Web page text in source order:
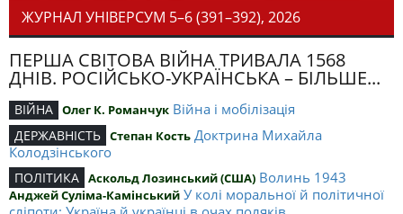
ЖУРНАЛ УНІВЕРСУМ 5–6 (391–392), 2026
ПЕРША СВІТОВА ВІЙНА ТРИВАЛА 1568
ДНІВ. РОСІЙСЬКО-УКРАЇНСЬКА – БІЛЬШЕ...
ВІЙНА Олег К. Романчук Війна і мобілізація
ДЕРЖАВНІСТЬ Степан Кость Доктрина Михайла
Колодзінського
ПОЛІТИКА Аскольд Лозинський (США) Волинь 1943
Анджей Суліма-Камінський У колі моральної й політичної